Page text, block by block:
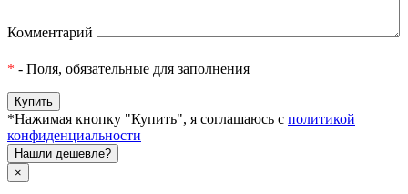
Комментарий
* - Поля, обязательные для заполнения
*Нажимая кнопку "Купить", я соглашаюсь с политикой
конфиденциальности
Нашли дешевле?
×